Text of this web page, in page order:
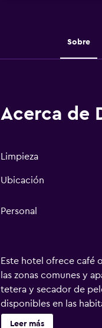
Sobre
Acerca de
Limpieza
Ubicación
Personal
Este hotel ofrece café
las zonas comunes y
tetera y secador de
disponibles en las
personal gratuitos.
Leer más